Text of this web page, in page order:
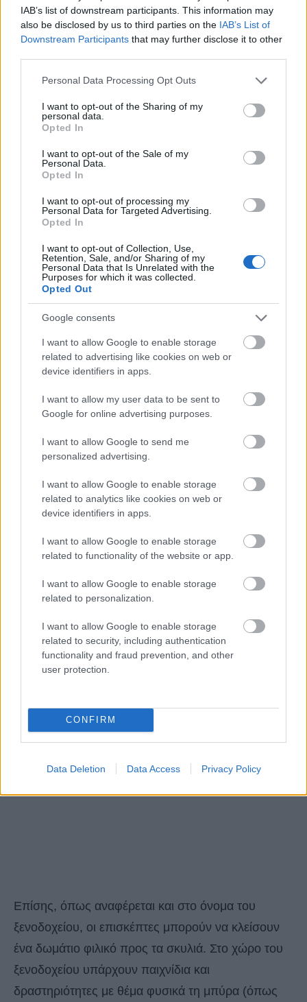
IAB’s list of downstream participants. This information may
also be disclosed by us to third parties on the IAB’s List of
Downstream Participants that may further disclose it to other
Please note that this website/app uses one or more Google
not limited to your visit or usage behaviour. You may click to
grant or deny consent to Google and its third-party tags to
use your data for below specified purposes in below Google
consent section.
Personal Data Processing Opt Outs
I want to opt-out of the Sharing of my
personal data.
Opted In
I want to opt-out of the Sale of my
Personal Data.
Opted In
I want to opt-out of processing my
Personal Data for Targeted Advertising.
Opted In
I want to opt-out of Collection, Use,
Retention, Sale, and/or Sharing of my
Personal Data that Is Unrelated with the
Purposes for which it was collected.
Opted Out
Google consents
I want to allow Google to enable storage
related to advertising like cookies on web or
device identifiers in apps.
I want to allow my user data to be sent to
Google for online advertising purposes.
I want to allow Google to send me
personalized advertising.
I want to allow Google to enable storage
related to analytics like cookies on web or
device identifiers in apps.
I want to allow Google to enable storage
related to functionality of the website or app.
I want to allow Google to enable storage
related to personalization.
I want to allow Google to enable storage
related to security, including authentication
functionality and fraud prevention, and other
user protection.
CONFIRM
Data Deletion Data Access Privacy Policy
Κατά την είσοδό τους στο ξενοδοχείο, οι
επισκέπτες καλωσορίζονται από έναν “ρεσεψιονίστ
μπάρμαν”, ο οποίος προσφέρει δωρεάν ποτό
καθώς κάνουν check in.
Επίσης, όπως αναφέρεται και στο όνομα του
ξενοδοχείου, οι επισκέπτες μπορούν να κλείσουν
ένα δωμάτιο φιλικό προς τα σκυλιά. Στο χώρο του
ξενοδοχείου υπάρχουν παιχνίδια και
δραστηριότητες με θέμα φυσικά τη μπύρα (όπως